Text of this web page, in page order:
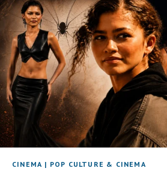
CINEMA | POP CULTURE & CINEMA